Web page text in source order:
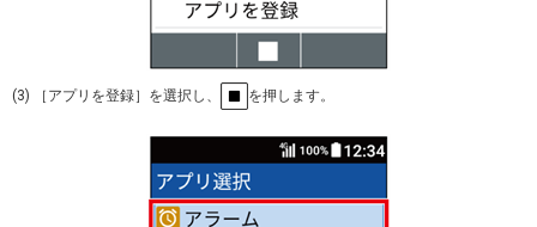
(3) ［アプリを登録］を選択し、 を押します。